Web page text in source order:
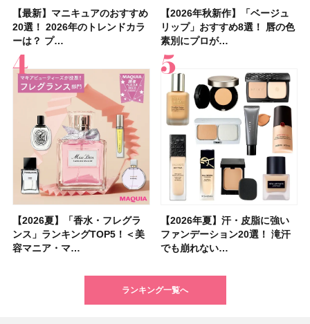
【最新】マニキュアのおすすめ
20選！ 2026年のトレンドカラ
ーは？ プ…
【2026年秋新作】「ベージュ
リップ」おすすめ8選！ 唇の色
素別にプロが…
【2026夏】「香水・フレグラ
ンス」ランキングTOP5！＜美
容マニア・マ…
【2026年夏】汗・皮脂に強い
ファンデーション20選！ 滝汗
でも崩れない…
【2026年夏】汗に強い日焼け
止めのおすすめ13選！ 汗で塗
膜が強化され…
【石井美保さん】おすすめの
「ブライトニング」11選！ ス
キンケアからサプ…
【クリスマスコフレ2026】ク
リニークのホリデーコフレを一
挙紹介！ 人気…
【コスメデコルテ】ブランド最
高峰ラインから新作エイジング
ケアクリーム「A…
【最新】マニキュアのおすすめ
20選！ 2026年のトレンドカラ
ーは？ プ…
【2026年秋新作】「ベージュ
リップ」おすすめ8選！ 唇の色
素別にプロが…
【2026年夏】汗・皮脂に強い
ファンデーション20選！ 滝汗
でも崩れない…
【崩れないフェイスパウダーの
塗り方】ブラシ？パフ？ 肌質
別メイクHOW …
【デパコスのネイルオイル10
選】プレゼントにおすすめ！ケ
ア効果、ビジュ、…
【2026年】ボディ用日焼け止
めUVのおすすめ20選！ この夏
注目の人気…
【2026夏】「リップケア」ラ
ンキングTOP5！＜美容マニア
集団・マキア…
【クリスマスコフレ2026】
BAUM（バウム）が誘う静寂の
香りの世界へ。…
【石井美保さんのおすすめお菓
子＆お茶10選】手土産にもぴっ
たり
【板野友美さんの美活】「最
近、下の歯の矯正を再開したん
です」オーラルケア…
【2026夏】「インナーケア・
サプリ」ランキングTOP5！＜
美容マニア集…
【おすすめダイエットサプリ８
選】食べすぎた日をサポート！
選び方＆糖質・脂…
【2026年夏】おすすめの髪型
36選！ショート・ボブ・ミディ
アム・ロング…
【2026年夏】小顔に見えるボ
ブの髪型37選！ レイヤー・切
りっぱなしな…
【最新】髪のうねり・広がり・
くせ毛におすすめのシャンプー
17選
【2026年】最新トレンド「ボ
ブ」13種類を徹底解説！ 定番
＆人気の髪型…
【読者プレゼント】羽の見えな
いハンディファン
「baramood」を3名様…
【2026年8月の一粒万倍日】お
すすめの開運コスメ＆美容アイ
テム10選！
【フォロー＆いいねで当たる】
中国割烹旅館 掬水亭の宿泊券
を1組2名様にプ…
【無印良品】スキンケア×衣料
素材の最強タッグで実現！ 着
るだけで保湿でき…
【セザンヌ】8/7新色追加！
「ウォータリーティントリップ
」10モモピュ…
【限定】&be「リップカラーデ
ュオ 01 ピンクベージュ」レビ
ュー｜落ち…
【全色レビュー】ケイト メロ
ウブラウンアイズ限定色追加！
イエベ・ブルベ別…
【スック2026新作】秋コレク
ションを全品スウォッチ&イエ
ベブルベ分け！
ランキング一覧へ